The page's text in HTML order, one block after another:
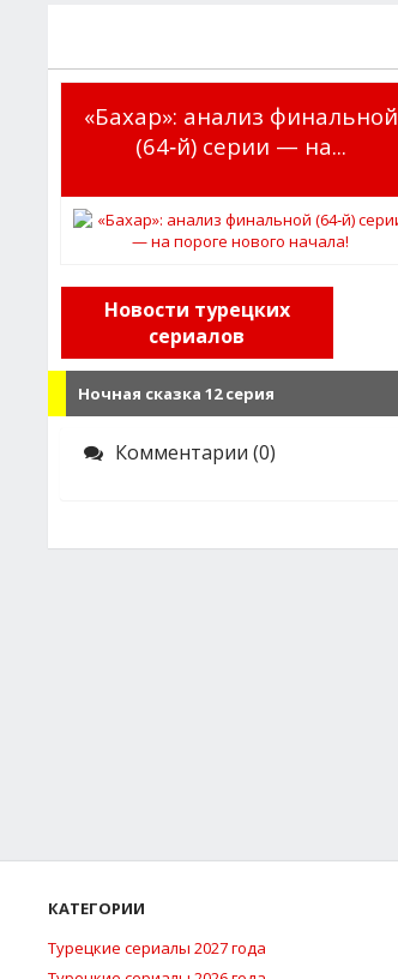
«Бахар»: анализ финальной
(64‑й) серии — на...
Новости турецких
сериалов
Ночная сказка 12 серия
Комментарии (0)
КАТЕГОРИИ
Турецкие сериалы 2027 года